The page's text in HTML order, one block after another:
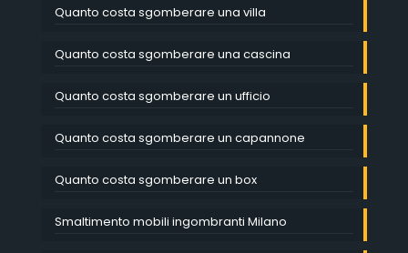
Quanto costa sgomberare una villa
Quanto costa sgomberare una cascina
Quanto costa sgomberare un ufficio
Quanto costa sgomberare un capannone
Quanto costa sgomberare un box
Smaltimento mobili ingombranti Milano